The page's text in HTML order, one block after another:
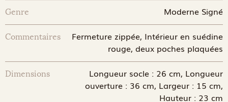
Genre Moderne Signé
Commentaires
Fermeture zippée, Intérieur en suédine
rouge, deux poches plaquées
Dimensions
Longueur socle : 26 cm, Longueur
ouverture : 36 cm, Largeur : 15 cm,
Hauteur : 23 cm